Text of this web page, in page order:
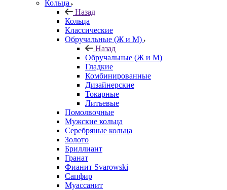
Кольца
Назад
Кольца
Классические
Обручальные (Ж и М)
Назад
Обручальные (Ж и М)
Гладкие
Комбинированные
Дизайнерские
Токарные
Литьевые
Помолвочные
Мужские кольца
Серебряные кольца
Золото
Бриллиант
Гранат
Фианит Svarowski
Сапфир
Муассанит